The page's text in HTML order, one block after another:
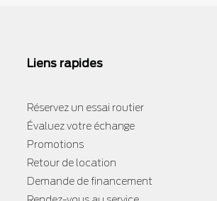
Liens rapides
Réservez un essai routier
Évaluez votre échange
Promotions
Retour de location
Demande de financement